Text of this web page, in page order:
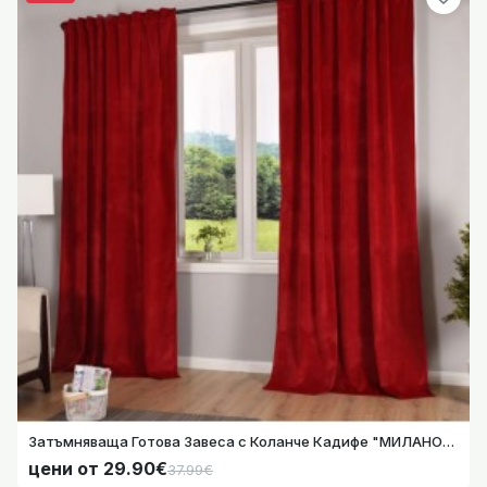
Затъмняваща Готова Завеса с Коланче Кадифе "МИЛАНО" – Лукс и Функционалност за Релса и Тръбен Корниз 235х135 и 280х135, Цвят Червен 20357
цени от 29.90€37.99€
Затъмняваща Готова Завеса с Коланче Кадифе "МИЛАНО" – Лукс и Функционалност за Релса и Тръбен Корниз 235х135 и 280х135, Цвят Червен 20357